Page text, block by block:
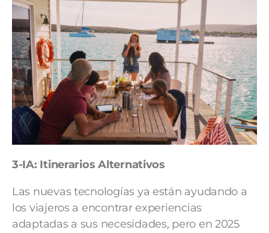
3-IA: Itinerarios Alternativos
Las nuevas tecnologías ya están ayudando a
los viajeros a encontrar experiencias
adaptadas a sus necesidades, pero en 2025